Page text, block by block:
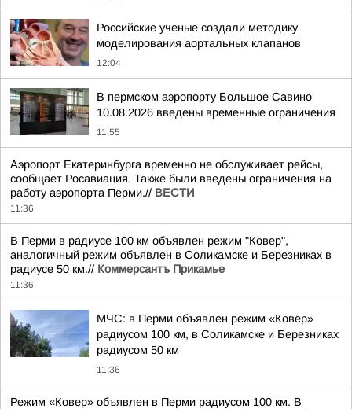
Российские ученые создали методику
моделирования аортальных клапанов
12:04
В пермском аэропорту Большое Савино
10.08.2026 введены временные ограничения
11:55
Аэропорт Екатеринбурга временно не обслуживает рейсы,
сообщает Росавиация. Также были введены ограничения на
работу аэропорта Перми.// ВЕСТИ
11:36
В Перми в радиусе 100 км объявлен режим "Ковер",
аналогичный режим объявлен в Соликамске и Березниках в
радиусе 50 км.// Коммерсантъ Прикамье
11:36
МЧС: в Перми объявлен режим «Ковёр»
радиусом 100 км, в Соликамске и Березниках
радиусом 50 км
11:36
Режим «Ковер» объявлен в Перми радиусом 100 км. В